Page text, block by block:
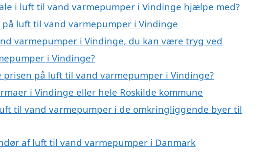
i luft til vand varmepumper i Vindinge hjælpe med?
luft til vand varmepumper i Vindinge
varmepumper i Vindinge, du kan være tryg ved
i Vindinge?
på luft til vand varmepumper i Vindinge?
i Vindinge eller hele Roskilde kommune
til vand varmepumper i de omkringliggende byer til
af luft til vand varmepumper i Danmark